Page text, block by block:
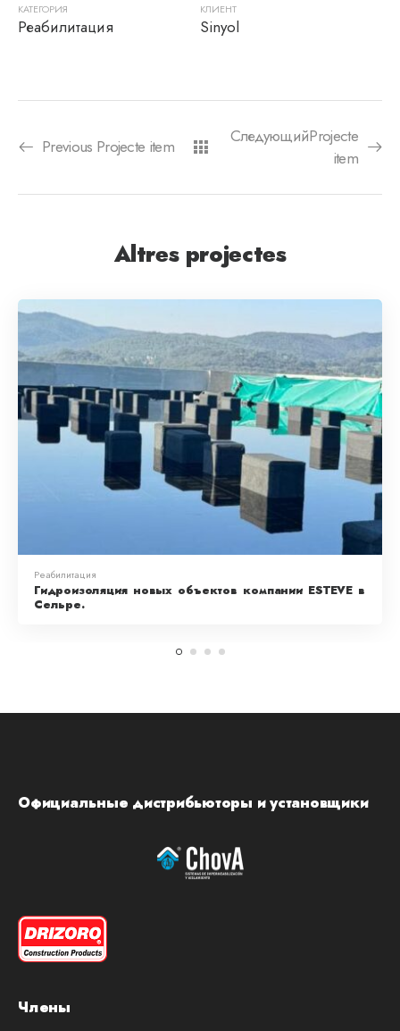
КАТЕГОРИЯ
Реабилитация
КЛИЕНТ
Sinyol
Previous Projecte item
СледующийProjecte
item
Altres projectes
Реабилитация
Гидроизоляция новых объектов компании ESTEVE в
Сельре.
Официальные дистрибьюторы и установщики
Члены